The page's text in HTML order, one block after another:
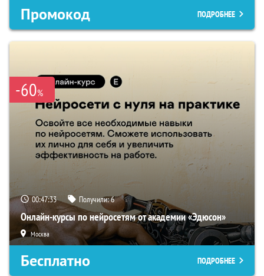
Промокод ПОДРОБНЕЕ
-60%
00:47:33 Получили:6
Онлайн-курсы по нейросетям от академии «Эдюсон»
Москва
Бесплатно ПОДРОБНЕЕ